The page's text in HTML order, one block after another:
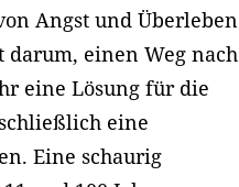
Angst und Überleben
darum, einen Weg nach
eine Lösung für die
eine
Eine schaurig